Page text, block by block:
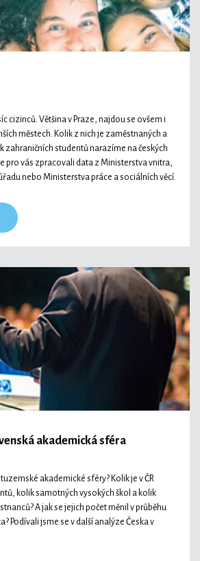
a byznys
a sport
cizinců. Většina v Praze, najdou se ovšem i
městech. Kolik z nich je zaměstnaných a
zahraničních studentů narazíme na českých
pro vás zpracovali data z Ministerstva vnitra,
nebo Ministerstva práce a sociálních věcí.
akademická sféra
akademické sféry? Kolik je v ČR
kolik samotných vysokých škol a kolik
A jak se jejich počet měnil v průběhu
Podívali jsme se v další analýze Česka v